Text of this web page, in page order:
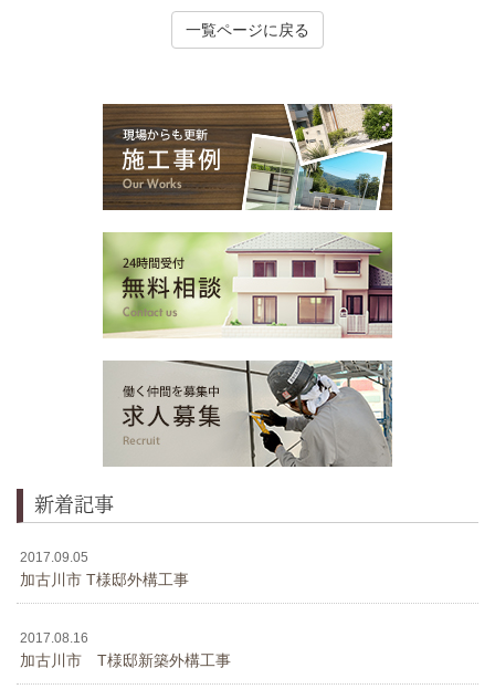
一覧ページに戻る
新着記事
2017.09.05
加古川市 T様邸外構工事
2017.08.16
加古川市 T様邸新築外構工事